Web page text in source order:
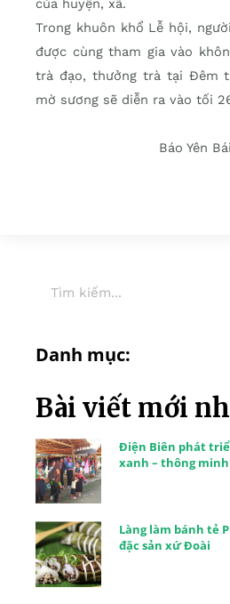
của huyện, xã.
Trong khuôn khổ Lễ hội,
được cùng tham gia vào
trà đạo, thưởng trà tại Đêm
mờ sương sẽ diễn ra vào tối
Báo Yên
Danh mục:
Bài viết mới
Điện Biên phát
xanh – thông
Làng làm bánh tẻ
đặc sản xứ Đoài